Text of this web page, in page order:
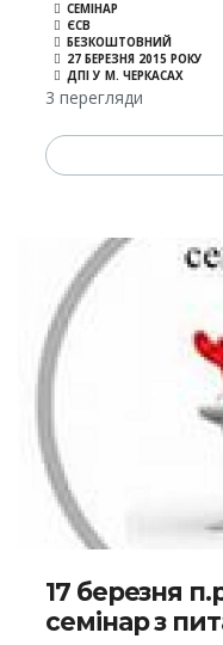
СЕМІНАР
ЄСВ
БЕЗКОШТОВНИЙ
27 БЕРЕЗНЯ 2015 РОКУ
ДПІ У М. ЧЕРКАСАХ
3 перегляди
17 березня
семінар з